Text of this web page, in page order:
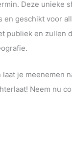
Deze unieke
en geschikt voor
publiek en zullen
je meenemen
Neem nu